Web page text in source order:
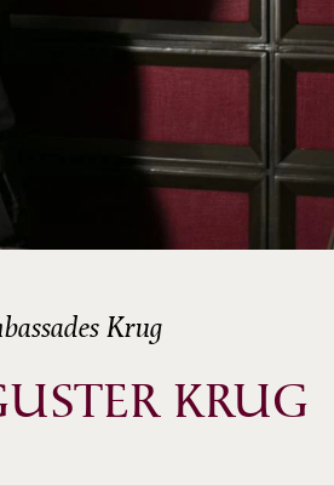
Krug
KRUG